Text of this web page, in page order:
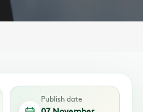
Publish date